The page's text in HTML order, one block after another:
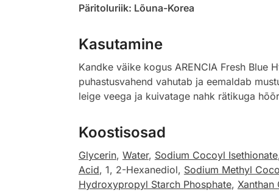
Päritoluriik: Lõuna-Korea
Kasutamine
Kandke väike kogus ARENCIA Fresh Blue
puhastusvahend vahutab ja eemaldab
leige veega ja kuivatage nahk rätikuga
Koostisosad
Glycerin, Water, Sodium Cocoyl Isethionate
Acid, 1, 2-Hexanediol, Sodium Methyl
Hydroxypropyl Starch Phosphate, Xanthan